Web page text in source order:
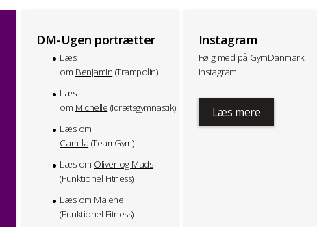
DM-Ugen portrætter
Læs
om Benjamin (Trampolin)
Læs
om Michelle (Idrætsgymnastik)
Læs om
Camilla (TeamGym)
Læs om Oliver og Mads
(Funktionel Fitness)
Læs om Malene
(Funktionel Fitness)
Instagram
Følg med på GymDanmark
Instagram
Læs mere